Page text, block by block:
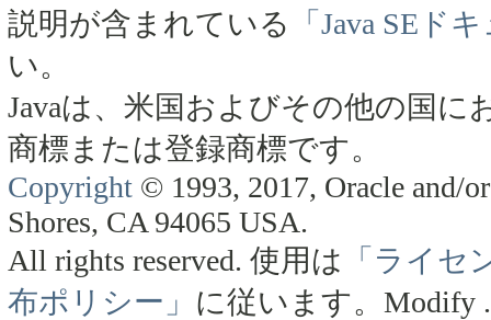
説明が含まれている
「Java SEド
い。
Javaは、米国およびその他の国に
商標または登録商標です。
Copyright © 1993, 2017, Oracle and/
Shores, CA 94065 USA.
All rights reserved. 使用は 「ライセ
布ポリシー」 に従います。 Modify